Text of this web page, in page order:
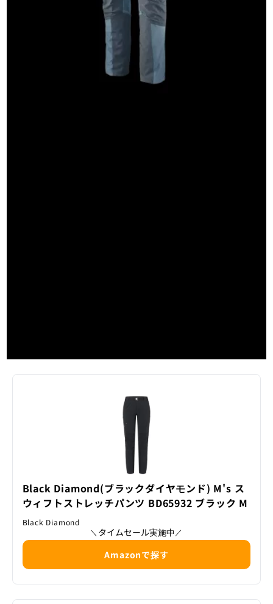
Black Diamond(ブラックダイヤモンド) M's ス
ウィフトストレッチパンツ BD65932 ブラック M
Black Diamond
＼ タイムセール実施中 ／
Amazonで探す